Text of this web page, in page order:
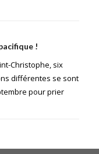
!
Christophe, six
différentes se sont
pour prier